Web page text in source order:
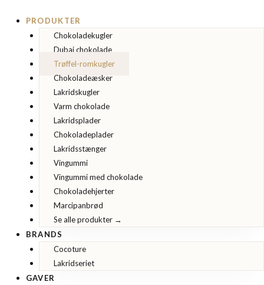
indholdet
PRODUKTER
Chokoladekugler
Dubai chokolade
Trøffel-romkugler
Chokoladeæsker
Lakridskugler
Varm chokolade
Lakridsplader
Chokoladeplader
Lakridsstænger
Vingummi
Vingummi med chokolade
Chokoladehjerter
Marcipanbrød
Se alle produkter →
BRANDS
Cocoture
Lakridseriet
GAVER